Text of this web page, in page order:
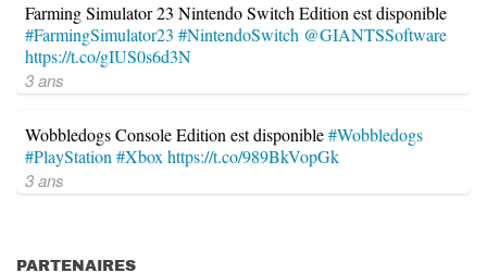
Farming Simulator 23 Nintendo Switch Edition est disponible
#FarmingSimulator23 #NintendoSwitch @GIANTSSoftware
https://t.co/gIUS0s6d3N
3 ans
Wobbledogs Console Edition est disponible#Wobbledogs
#PlayStation #Xbox https://t.co/989BkVopGk
3 ans
PARTENAIRES